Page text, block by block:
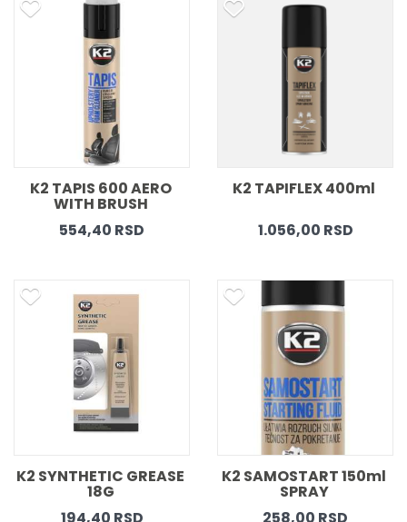
K2 TAPIS 600 AERO
WITH BRUSH
554,40 RSD
K2 TAPIFLEX 400ml
1.056,00 RSD
K2 SYNTHETIC GREASE
18G
194,40 RSD
K2 SAMOSTART 150ml
SPRAY
258,00 RSD